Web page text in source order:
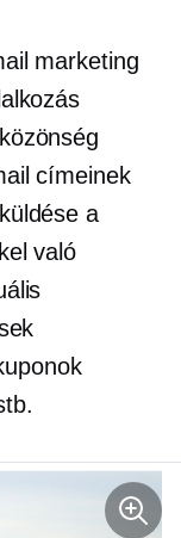
marketing
címeinek
a
való